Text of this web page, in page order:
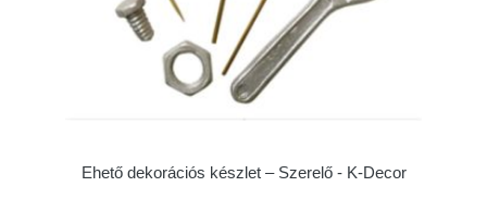
Ehető dekorációs készlet – Szerelő - K-Decor